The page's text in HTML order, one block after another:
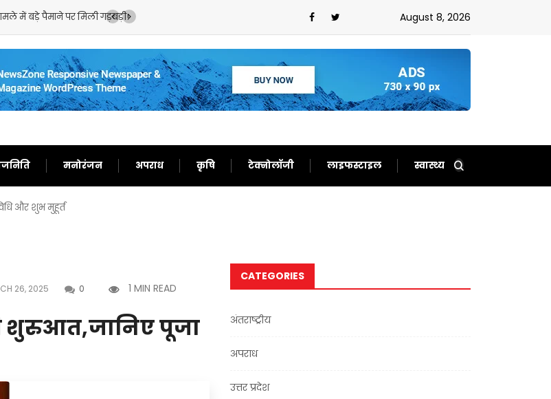
में बड़े पैमाने पर मिली गड़बड़ी! लोन वसूली के पूरे सिस्टम में आएगा बदलाव,आरबीआई ने नियमों में किया भारी बदलाव
August 8, 2026
मनोरंजन अपराध कृषि टेक्नोलॉजी लाइफस्टाइल स्वास्थ्य
और शुभ मुहूर्त
26, 2025 0 1 MIN READ
शुरुआत,जानिए पूजा
CATEGORIES
अंतराष्ट्रीय
अपराध
उत्तर प्रदेश